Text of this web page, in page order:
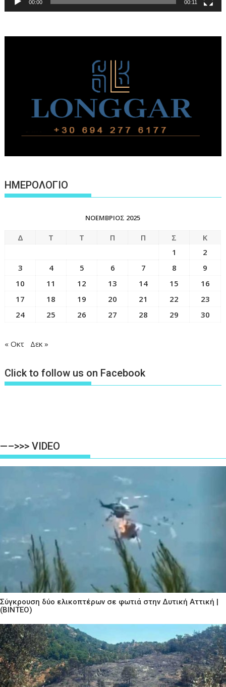
00:00 00:11
ΗΜΕΡΟΛΟΓΙΟ
ΝΟΈΜΒΡΙΟΣ 2025
Δ Τ Τ Π Π Σ
Κ
1
2
3
4 5 6 7 8
9
10
11 12 13 14 15
16
17
18 19 20 21 22
23
24
25 26 27 28 29 30
« Οκτ Δεκ »
Click to follow us on Facebook
—–>>> VIDEO
Σύγκρουση δύο ελικοπτέρων σε φωτιά στην Δυτική Αττική |
(ΒΙΝΤΕΟ)